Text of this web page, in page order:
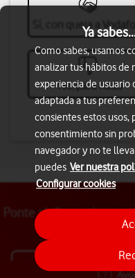
Sí, con queja a
No, para nada
Ponte al día con las
Ya
Como sabes, usamos
analizar tus hábitos de
experiencia de usuario
adaptada a tus
consientes estos usos,
consentimiento sin
navegador y no te
puedes Ver nuestra
Configurar cookies